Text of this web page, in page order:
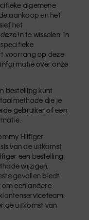
algemene
aankoop en het
het
in te wisselen. In
voorrang op deze
over onze
bestelling kunt
die je
gebruiker of een
Hilfiger
van de uitkomst
een bestelling
wijzigen,
gevallen biedt
een andere
de uitkomst van